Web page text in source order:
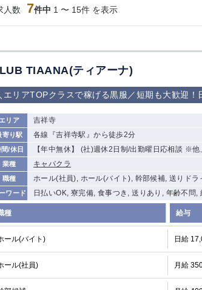
人数 7件中 1 〜 15件 を表示
TIAANA(ティアーナ)
エリアTOPクラスで稼げる黒服／短期も大歓迎
エリア 吉祥寺
寄り駅 各線『吉祥寺駅』から徒歩2分
間/休日 【年中無休】 (社)週休2日制/出勤曜日応相談 ※
業種 キャバクラ
職種 ホール(社員), ホール(バイト), 幹部候補, 送りドラ
ワード 日払いOK, 寮完備, 食事つき, 送りあり, 年齢不問
種 給与
ール(バイト) 日給
ール(社員) 月給
ひばりヶ丘（北
学芸大学
の好立地！
「赤羽駅」から
徒歩2分 ②東
京メトロ南北線
「赤羽岩淵駅」
から徒歩10分
①歌舞伎町 ②
新宿
①東武練馬 ②
成増・板橋 ③
大山 ②池袋
池袋東口 金町
下赤塚 竹ノ塚 三鷹
荻窪
浅草 新小岩
五井
関内 横浜 川崎
新横浜
小田原
横浜・桜木町
関内・馬車道